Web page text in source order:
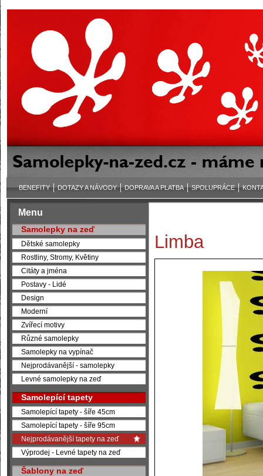
Limba
Menu
Samolepky na zeď
Dětské samolepky
Rostliny, Stromy, Květiny
Citáty a jména
Postavy - Lidé
Design
Moderní
Zvířecí motivy
Různé samolepky
Samolepky na vypínač
Nejprodávanější - samolepky
Levné samolepky na zeď
Samolepící tapety
Samolepící tapety - šíře 45cm
Samolepící tapety - šíře 95cm
Nejprodávanější tapety na zeď
Výprodej - Levné tapety na zeď
Šablony na zeď
BENEFITY DOTAZY A NÁVODY DOPRAVA A PLATBA SPOLUPRÁCE